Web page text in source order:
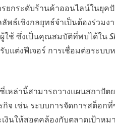
ยกระดับร้านค้าออนไลน์ในยุค
พธ์เชิงกลยุทธ์จำเป็นต้องร่ว
ใช้ ซึ่งเป็นคุณสมบัติที่พบได้ใน
บแต่งฟีเจอร์ การเชื่อมต่อระบ
เหล่านี้สามารถวางแผนสถาปั
จ เช่น ระบบการจัดการสต็อก
เงินให้สอดคล้องกับตลาดเป้า